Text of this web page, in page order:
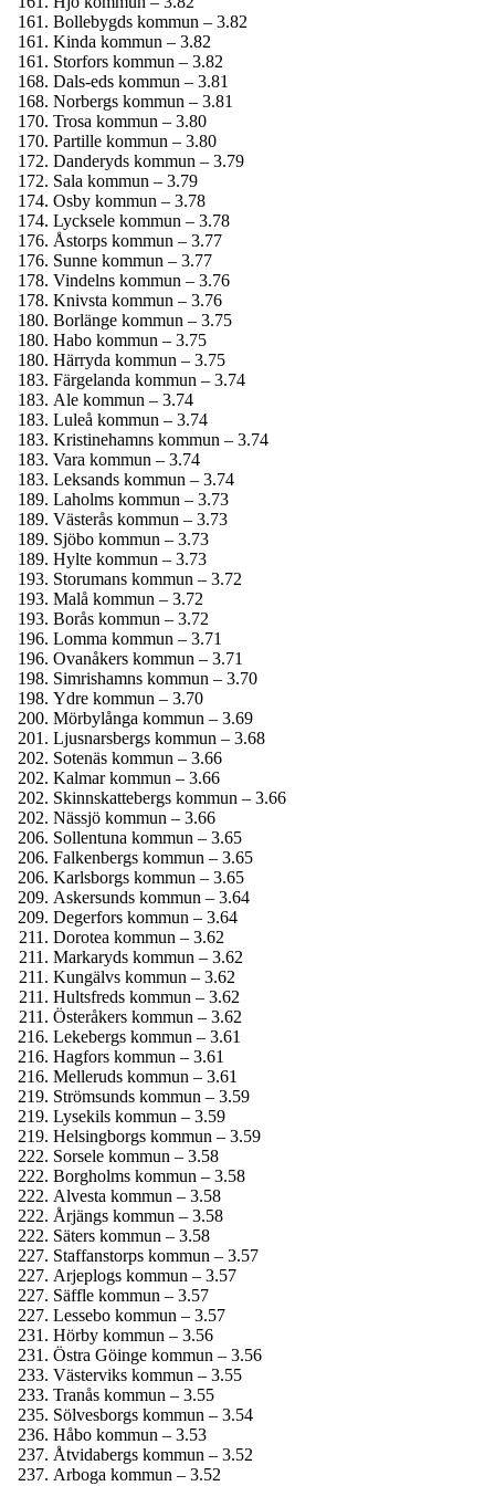
Bollebygds kommun – 3.82
Kinda kommun – 3.82
Storfors kommun – 3.82
Dals-eds kommun – 3.81
Norbergs kommun – 3.81
Trosa kommun – 3.80
Partille kommun – 3.80
Danderyds kommun – 3.79
Sala kommun – 3.79
Osby kommun – 3.78
Lycksele kommun – 3.78
Åstorps kommun – 3.77
Sunne kommun – 3.77
Vindelns kommun – 3.76
Knivsta kommun – 3.76
Borlänge kommun – 3.75
Habo kommun – 3.75
Härryda kommun – 3.75
Färgelanda kommun – 3.74
Ale kommun – 3.74
Luleå kommun – 3.74
Kristinehamns kommun – 3.74
Vara kommun – 3.74
Leksands kommun – 3.74
Laholms kommun – 3.73
Västerås kommun – 3.73
Sjöbo kommun – 3.73
Hylte kommun – 3.73
Storumans kommun – 3.72
Malå kommun – 3.72
Borås kommun – 3.72
Lomma kommun – 3.71
Ovanåkers kommun – 3.71
Simrishamns kommun – 3.70
Ydre kommun – 3.70
Mörbylånga kommun – 3.69
Ljusnarsbergs kommun – 3.68
Sotenäs kommun – 3.66
Kalmar kommun – 3.66
Skinnskattebergs kommun – 3.66
Nässjö kommun – 3.66
Sollentuna kommun – 3.65
Falkenbergs kommun – 3.65
Karlsborgs kommun – 3.65
Askersunds kommun – 3.64
Degerfors kommun – 3.64
Dorotea kommun – 3.62
Markaryds kommun – 3.62
Kungälvs kommun – 3.62
Hultsfreds kommun – 3.62
Österåkers kommun – 3.62
Lekebergs kommun – 3.61
Hagfors kommun – 3.61
Melleruds kommun – 3.61
Strömsunds kommun – 3.59
Lysekils kommun – 3.59
Helsingborgs kommun – 3.59
Sorsele kommun – 3.58
Borgholms kommun – 3.58
Alvesta kommun – 3.58
Årjängs kommun – 3.58
Säters kommun – 3.58
Staffanstorps kommun – 3.57
Arjeplogs kommun – 3.57
Säffle kommun – 3.57
Lessebo kommun – 3.57
Hörby kommun – 3.56
Östra Göinge kommun – 3.56
Västerviks kommun – 3.55
Tranås kommun – 3.55
Sölvesborgs kommun – 3.54
Håbo kommun – 3.53
Åtvidabergs kommun – 3.52
Arboga kommun – 3.52